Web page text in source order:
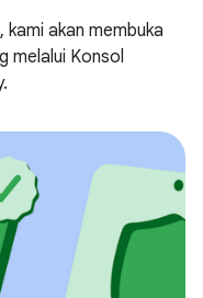
akan membuka
melalui Konsol